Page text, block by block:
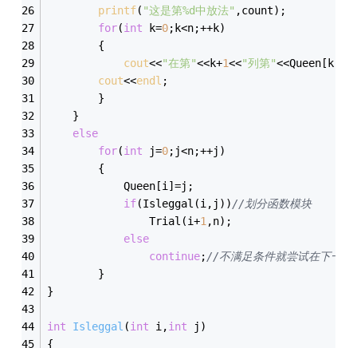
printf( "这是第%d中放法" ,count);
for(int k=0;k<n;++k)
		{
cout<<"在第"<<k+1<<"列第"<<Queen[k]+
cout<<endl ;
		}
	}
else
for(int j=0;j<n;++j)
		{
			Queen[i]=j;
if(Isleggal(i,j))//划分函数模块
				Trial(i+
1 ,n);
else
continue;//不满足条件就尝试在下一行
		}
}
int Isleggal (int i,int j)
{